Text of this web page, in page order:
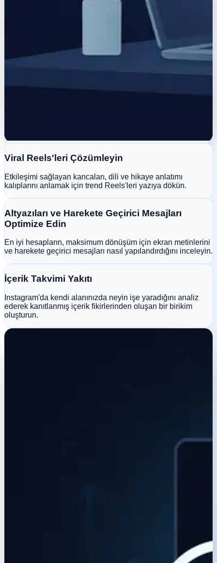
Viral Reels'leri Çözümleyin
Etkileşimi sağlayan kancaları, dili ve hikaye anlatımı
kalıplarını anlamak için trend Reels'leri yazıya dökün.
Altyazıları ve Harekete Geçirici Mesajları
Optimize Edin
En iyi hesapların, maksimum dönüşüm için ekran metinlerini
ve harekete geçirici mesajları nasıl yapılandırdığını inceleyin.
İçerik Takvimi Yakıtı
Instagram'da kendi alanınızda neyin işe yaradığını analiz
ederek kanıtlanmış içerik fikirlerinden oluşan bir birikim
oluşturun.